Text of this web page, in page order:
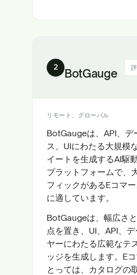
2 BotGauge
リモート、グローバル
BotGaugeは、API、デ
ス、UIにわたる大規模
イートを生成するAI駆
プラットフォームで、
フィックがあるEコマ
に適しています。
BotGaugeは、幅広さ
点を置き、UI、API、デ
ヤーにわたる広範なテ
ッジを生成します。E
とっては、カタログの